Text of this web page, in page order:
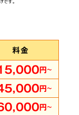
高水準のオ
料金
円～
円～
円～